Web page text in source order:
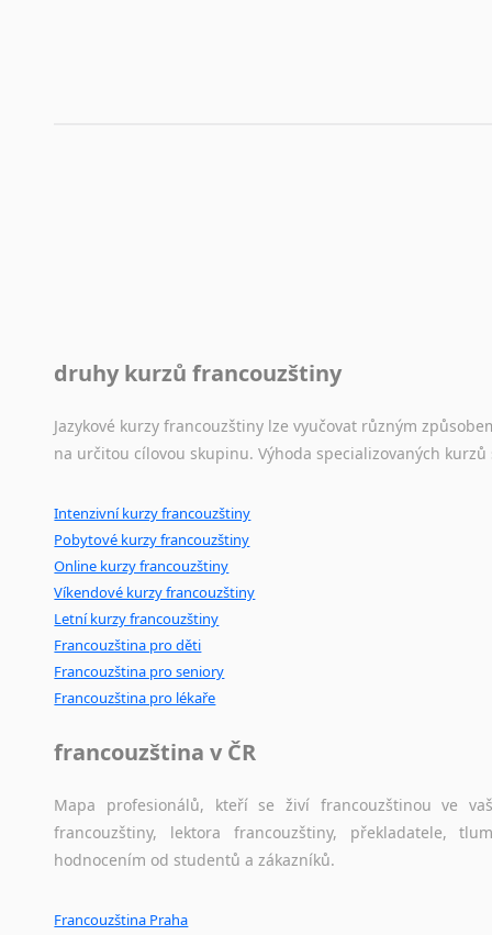
druhy kurzů francouzštiny
Jazykové kurzy francouzštiny lze vyučovat různým
na určitou cílovou skupinu. Výhoda specializovaných
Intenzivní kurzy francouzštiny
Pobytové kurzy francouzštiny
Online kurzy francouzštiny
Víkendové kurzy francouzštiny
Letní kurzy francouzštiny
Francouzština pro děti
Francouzština pro seniory
Francouzština pro lékaře
francouzština v ČR
Mapa profesionálů, kteří se živí francouzštinou ve
francouzštiny, lektora francouzštiny, překladatele,
hodnocením od studentů a zákazníků.
Francouzština Praha